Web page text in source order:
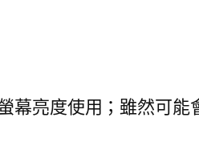
幕亮度使用；雖然可